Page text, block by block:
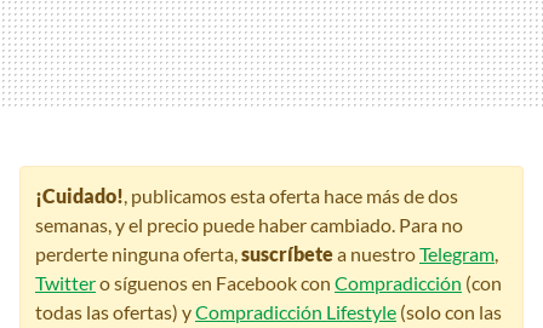
¡Cuidado!, publicamos esta oferta hace más de dos
semanas, y el precio puede haber cambiado. Para no
perderte ninguna oferta,suscríbetea nuestroTelegram,
Twittero síguenos en Facebook con Compradicción (con
todas las ofertas) yCompradicción Lifestyle (solo con las